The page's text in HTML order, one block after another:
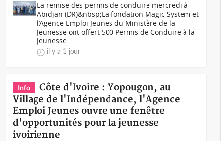
La remise des permis de conduire mercredi à
Abidjan (DR)&nbsp;La fondation Magic System et
l’Agence Emploi Jeunes du Ministère de la
Jeunesse ont offert 500 Permis de Conduire à la
Jeunesse...
il y a 1 jour
Info
Côte d'Ivoire : Yopougon, au
Village de l'Indépendance, l'Agence
Emploi Jeunes ouvre une fenêtre
d'opportunités pour la jeunesse
ivoirienne